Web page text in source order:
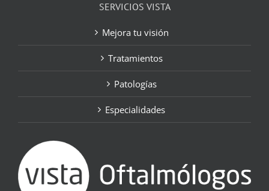
SERVICIOS VISTA
Mejora tu visión
Tratamientos
Patologías
Especialidades